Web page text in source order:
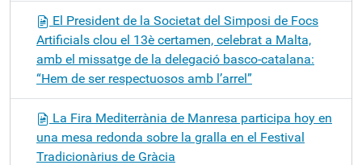
El President de la Societat del Simposi de Focs
Artificials clou el 13è certamen, celebrat a Malta,
amb el missatge de la delegació basco-catalana:
“Hem de ser respectuosos amb l’arrel”
La Fira Mediterrània de Manresa participa hoy en
una mesa redonda sobre la gralla en el Festival
Tradicionàrius de Gràcia